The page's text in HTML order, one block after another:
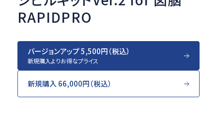
RAPIDPRO
バージョンアップ 5,500円（税込）
新規購入よりお得なプライス
新規購入 66,000円（税込）